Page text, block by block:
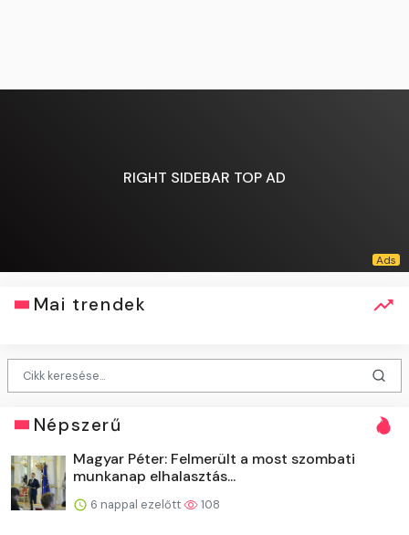
RIGHT SIDEBAR TOP AD
Mai trendek
Népszerű
Magyar Péter: Felmerült a most szombati
munkanap elhalasztás...
6 nappal ezelőtt 108